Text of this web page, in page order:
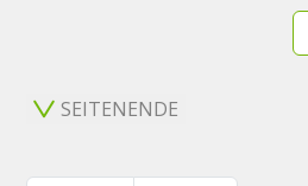
SEITENENDE